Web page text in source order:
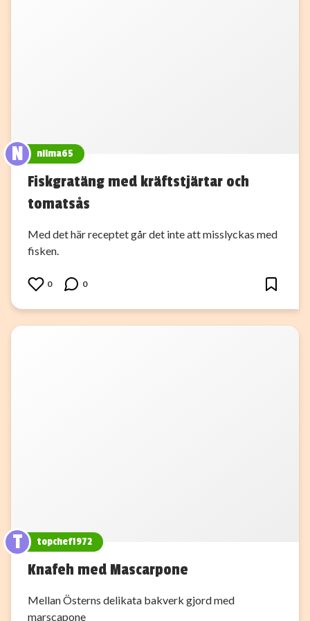
N nilma65
Fiskgratäng med kräftstjärtar och
tomatsås
Med det här receptet går det inte att misslyckas med
fisken.
0 0
T topchef1972
Knafeh med Mascarpone
Mellan Österns delikata bakverk gjord med
marscapone